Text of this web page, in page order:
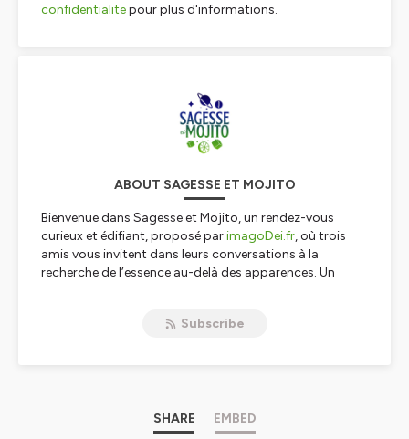
confidentialitepour plus d'informations.
ABOUT SAGESSE ET MOJITO
Bienvenue dans Sagesse et Mojito, un rendez-vous
curieux et édifiant, proposé parimagoDei.fr, où trois
amis vous invitent dans leurs conversations à la
recherche de l’essence au-delà des apparences. Un
qui touchent notre cœur.
soient les attentes de notre société. Pour contrer la
Subscribe
SHARE EMBED